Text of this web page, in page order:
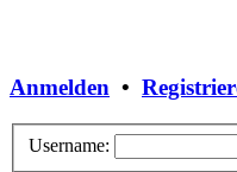
Anmelden •
Username: